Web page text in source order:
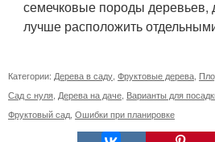
семечковые породы деревьев,
лучше расположить
Категории: Дерева в саду Фруктовые дерева
Сад с нуля Дерева на даче Варианты для
Фруктовый сад Ошибки при планировке